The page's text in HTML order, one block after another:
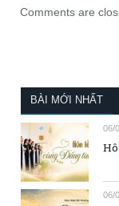
Comments are
BÀI MỚI NHẤT
06/
06/